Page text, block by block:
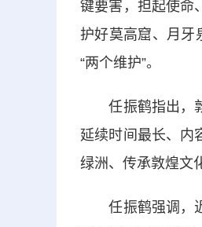
键要害，担起使命
护好莫高窟、月牙
“两个维护”。
任振鹤指出，敦
延续时间最长、内
绿洲、传承敦煌文
任振鹤强调，近